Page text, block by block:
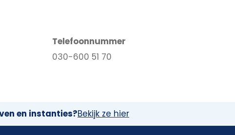
Telefoonnummer
030-600 51 70
en instanties?Bekijk ze hier